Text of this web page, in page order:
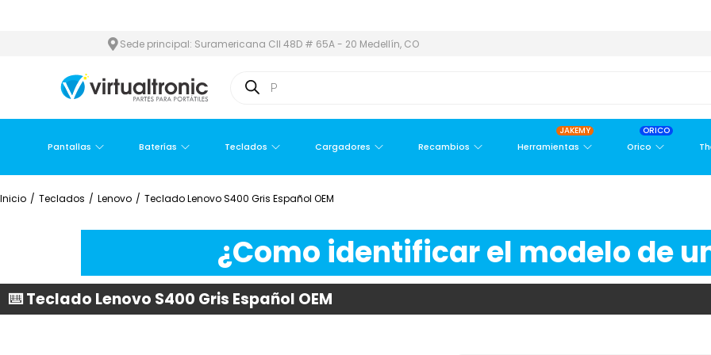
Sede principal: Suramericana Cll 48D # 65A - 20 Medellín, CO
Pantallas Baterías Teclados Cargadores Recambios Herramientas
JAKEMY
Orico
ORICO
Inicio / Teclados / Lenovo / Teclado Lenovo S400 Gris Español OEM
¿Como identificar el modelo de
⌨️ Teclado Lenovo S400 Gris Español OEM